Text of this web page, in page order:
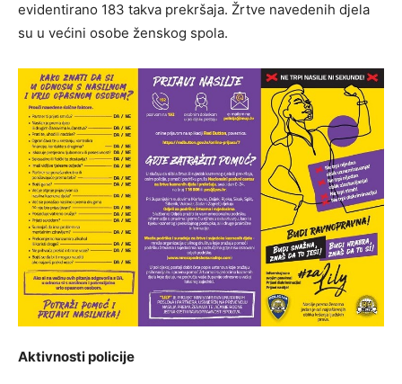
evidentirano 183 takva prekršaja. Žrtve navedenih djela
su u većini osobe ženskog spola.
Aktivnostipolicije